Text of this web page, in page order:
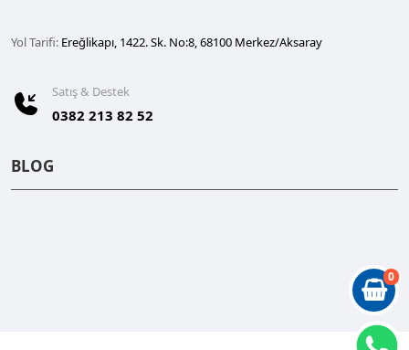
0
Yol Tarifi: Ereğlikapı, 1422. Sk. No:8, 68100 Merkez/Aksaray
Satış & Destek
0382 213 82 52
BLOG